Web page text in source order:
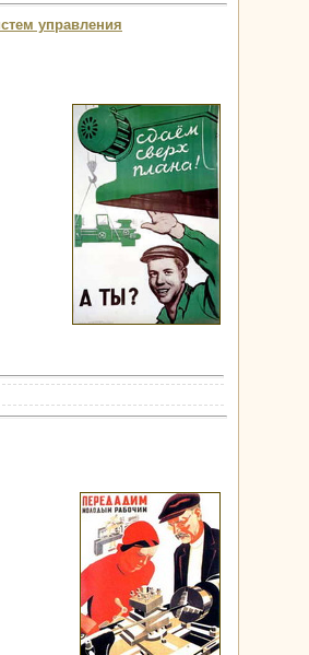
управления